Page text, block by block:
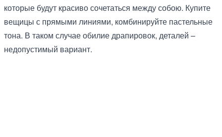
которые будут красиво сочетаться между собою. Купите
вещицы с прямыми линиями, комбинируйте пастельные
тона. В таком случае обилие драпировок, деталей –
недопустимый вариант.